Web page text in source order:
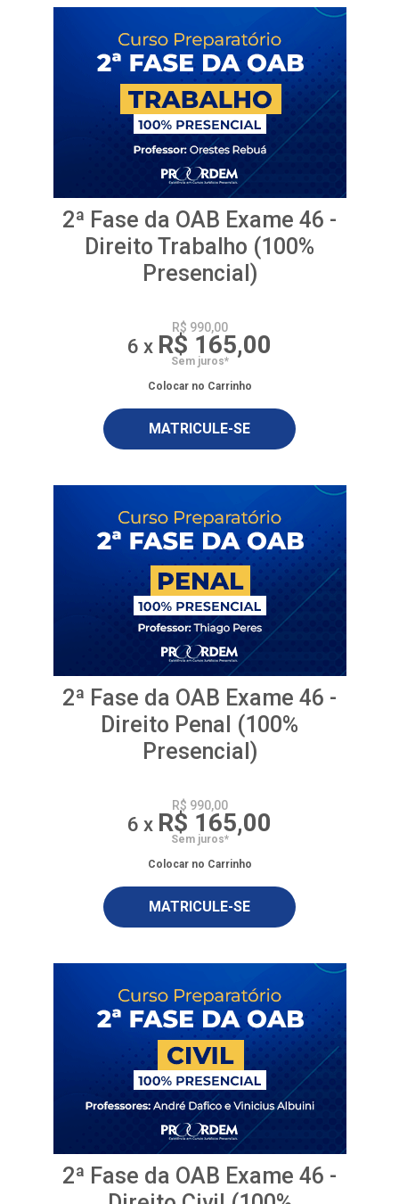
2ª Fase da OAB Exame 46 -
Direito Trabalho (100%
Presencial)
R$ 990,00
6 x R$ 165,00
Sem juros*
Colocar no Carrinho
MATRICULE-SE
2ª Fase da OAB Exame 46 -
Direito Penal (100%
Presencial)
R$ 990,00
6 x R$ 165,00
Sem juros*
Colocar no Carrinho
MATRICULE-SE
2ª Fase da OAB Exame 46 -